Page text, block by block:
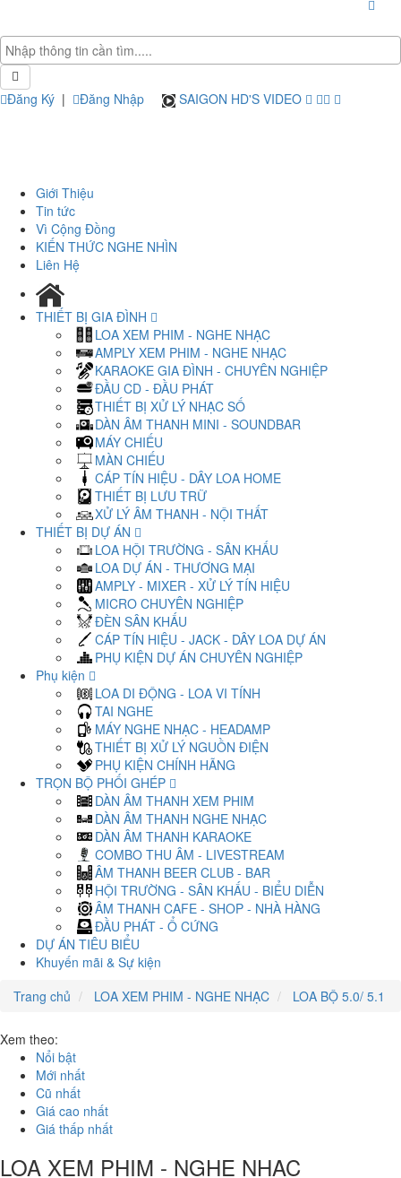
Đăng Ký | Đăng Nhập SAIGON HD'S VIDEO
Giới Thiệu
Tin tức
Vì Cộng Đồng
KIẾN THỨC NGHE NHÌN
Liên Hệ
THIẾT BỊ GIA ĐÌNH
LOA XEM PHIM - NGHE NHẠC
AMPLY XEM PHIM - NGHE NHẠC
KARAOKE GIA ĐÌNH - CHUYÊN NGHIỆP
ĐẦU CD - ĐẦU PHÁT
THIẾT BỊ XỬ LÝ NHẠC SỐ
DÀN ÂM THANH MINI - SOUNDBAR
MÁY CHIẾU
MÀN CHIẾU
CÁP TÍN HIỆU - DÂY LOA HOME
THIẾT BỊ LƯU TRỮ
XỬ LÝ ÂM THANH - NỘI THẤT
THIẾT BỊ DỰ ÁN
LOA HỘI TRƯỜNG - SÂN KHẤU
LOA DỰ ÁN - THƯƠNG MẠI
AMPLY - MIXER - XỬ LÝ TÍN HIỆU
MICRO CHUYÊN NGHIỆP
ĐÈN SÂN KHẤU
CÁP TÍN HIỆU - JACK - DÂY LOA DỰ ÁN
PHỤ KIỆN DỰ ÁN CHUYÊN NGHIỆP
Phụ kiện
LOA DI ĐỘNG - LOA VI TÍNH
TAI NGHE
MÁY NGHE NHẠC - HEADAMP
THIẾT BỊ XỬ LÝ NGUỒN ĐIỆN
PHỤ KIỆN CHÍNH HÃNG
TRỌN BỘ PHỐI GHÉP
DÀN ÂM THANH XEM PHIM
DÀN ÂM THANH NGHE NHẠC
DÀN ÂM THANH KARAOKE
COMBO THU ÂM - LIVESTREAM
ÂM THANH BEER CLUB - BAR
HỘI TRƯỜNG - SÂN KHẤU - BIỂU DIỄN
ÂM THANH CAFE - SHOP - NHÀ HÀNG
ĐẦU PHÁT - Ổ CỨNG
DỰ ÁN TIÊU BIỂU
Khuyến mãi & Sự kiện
Trang chủ
LOA XEM PHIM - NGHE NHẠC LOA BỘ 5.0/ 5.1
Xem theo:
Nổi bật
Mới nhất
Cũ nhất
Giá cao nhất
Giá thấp nhất
LOA XEM PHIM - NGHE NHẠC